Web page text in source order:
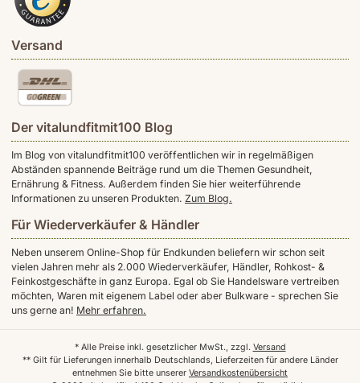
Versand
Der vitalundfitmit100 Blog
Im Blog von vitalundfitmit100 veröffentlichen wir in regelmäßigen
Abständen spannende Beiträge rund um die Themen Gesundheit,
Ernährung & Fitness. Außerdem finden Sie hier weiterführende
Informationen zu unseren Produkten. Zum Blog.
Für Wiederverkäufer & Händler
Neben unserem Online-Shop für Endkunden beliefern wir schon seit
vielen Jahren mehr als 2.000 Wiederverkäufer, Händler, Rohkost- &
Feinkostgeschäfte in ganz Europa. Egal ob Sie Handelsware vertreiben
möchten, Waren mit eigenem Label oder aber Bulkware - sprechen Sie
uns gerne an! Mehr erfahren.
* Alle Preise inkl. gesetzlicher MwSt., zzgl. Versand
** Gilt für Lieferungen innerhalb Deutschlands, Lieferzeiten für andere Länder
entnehmen Sie bitte unserer Versandkostenübersicht